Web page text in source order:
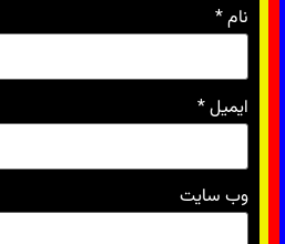
نام*
ایمیل*
وب‌ سایت